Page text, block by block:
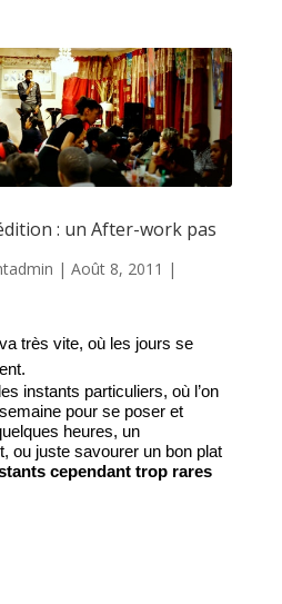
: un After-work pas
| Août 8, 2011 |
très vite, où les jours se
instants particuliers, où l’on
pour se poser et
heures, un
ou juste savourer un bon plat
cependant trop rares